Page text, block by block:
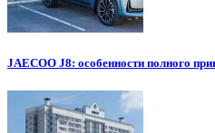
JAECOO J8: особенности полного